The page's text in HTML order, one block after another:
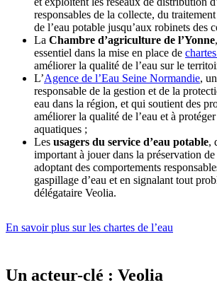
responsables de la collecte, du
de l’eau potable jusqu’aux robinets des
La Chambre d’agriculture de l’Yonne
essentiel dans la mise en place de
améliorer la qualité de l’eau sur le
L’Agence de l’Eau Seine Normandie,
responsable de la gestion et de la
eau dans la région, et qui soutient des
améliorer la qualité de l’eau et à
aquatiques ;
Les usagers du service d’eau potable,
important à jouer dans la préservation
adoptant des comportements
gaspillage d’eau et en signalant tout
délégataire Veolia.
En savoir plus sur les chartes de l’eau
Un acteur-clé : Veolia